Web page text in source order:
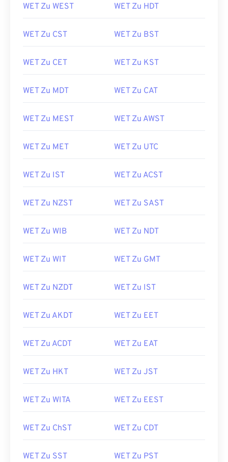
WET Zu WEST WET Zu HDT
WET Zu CST WET Zu BST
WET Zu CET WET Zu KST
WET Zu MDT WET Zu CAT
WET Zu MEST WET Zu AWST
WET Zu MET WET Zu UTC
WET Zu IST WET Zu ACST
WET Zu NZST WET Zu SAST
WET Zu WIB WET Zu NDT
WET Zu WIT WET Zu GMT
WET Zu NZDT WET Zu IST
WET Zu AKDT WET Zu EET
WET Zu ACDT WET Zu EAT
WET Zu HKT WET Zu JST
WET Zu WITA WET Zu EEST
WET Zu ChST WET Zu CDT
WET Zu SST WET Zu PST